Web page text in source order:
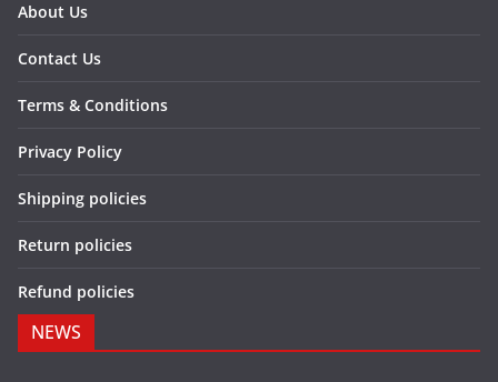
About Us
Contact Us
Terms & Conditions
Privacy Policy
Shipping policies
Return policies
Refund policies
NEWS